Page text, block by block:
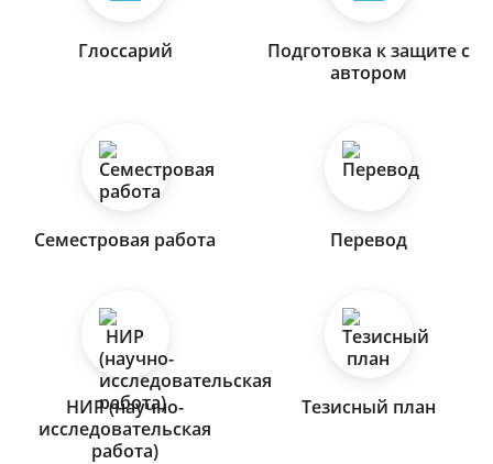
Глоссарий
Подготовка к защите с
автором
Семестровая работа Перевод
НИР (научно-
исследовательская
работа)
Тезисный план